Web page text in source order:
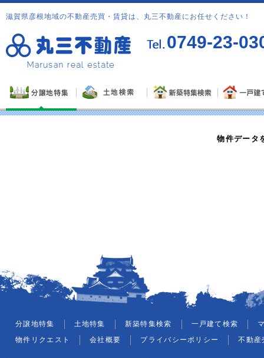
滋賀県彦根地域の不動産売買・賃貸は、丸三不動産にお任せください！
0749-23-
物件データ
分譲地特集 土地特集 新築特集検索 一戸建て検索
物件リクエスト
会社概要 プライバシーポリシー 不動産